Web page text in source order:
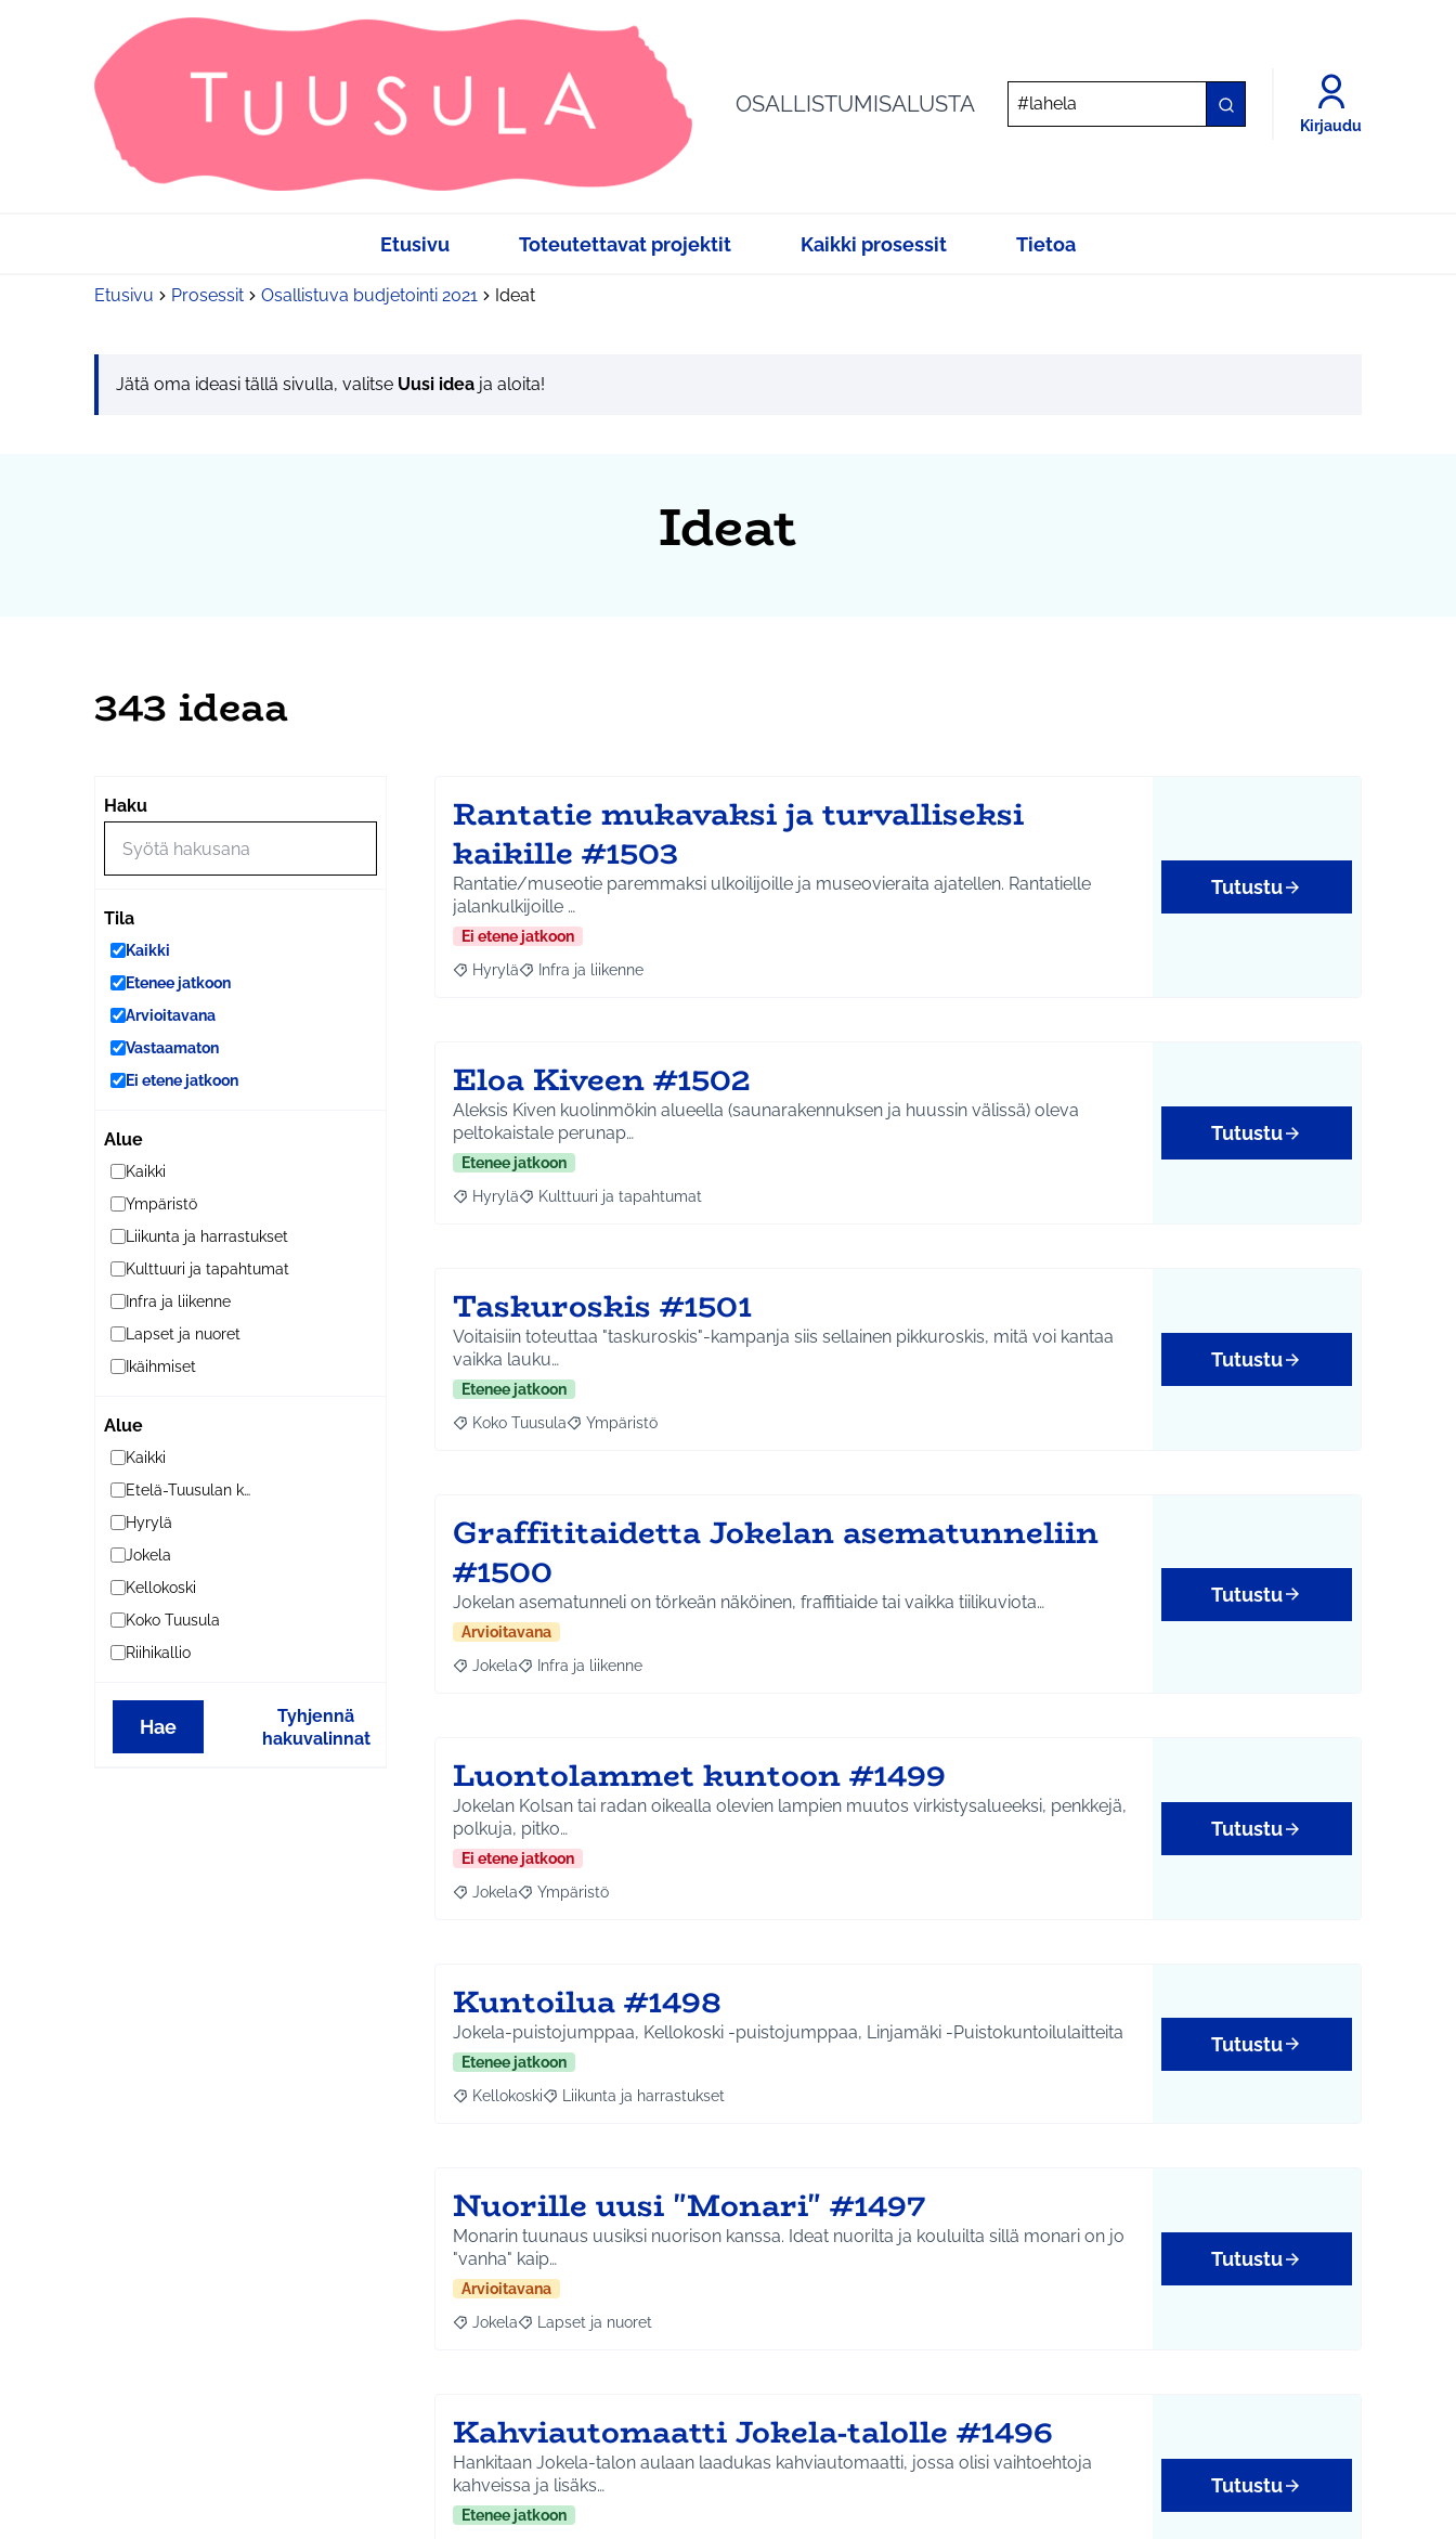
OSALLISTUMISALUSTA
Kirjaudu
Etusivu Toteutettavat projektit Kaikki prosessit Tietoa
Etusivu Prosessit Osallistuva budjetointi 2021 Ideat
Jätä oma ideasi tällä sivulla, valitse Uusi idea ja aloita!
Ideat
343 ideaa
Haku
Tila
Kaikki
Etenee jatkoon
Arvioitavana
Vastaamaton
Ei etene jatkoon
Alue
Kaikki
Ympäristö
Liikunta ja harrastukset
Kulttuuri ja tapahtumat
Infra ja liikenne
Lapset ja nuoret
Ikäihmiset
Alue
Kaikki
Etelä-Tuusulan kylät
Hyrylä
Jokela
Kellokoski
Koko Tuusula
Riihikallio
Hae
Tyhjennä
hakuvalinnat
Rantatie mukavaksi ja turvalliseksi
kaikille #1503
Rantatie/museotie paremmaksi ulkoilijoille ja museovieraita ajatellen. Rantatielle
jalankulkijoille …
Ei etene jatkoon
Rajaa tulokset aihepiirin mukaan: Hyrylä
Hyrylä Rajaa tulokset teeman mukaan: Infra ja liikenne
Infra ja liikenne
Tutustu
Eloa Kiveen #1502
Aleksis Kiven kuolinmökin alueella (saunarakennuksen ja huussin välissä) oleva
peltokaistale perunap…
Etenee jatkoon
Rajaa tulokset aihepiirin mukaan: Hyrylä
Hyrylä Rajaa tulokset teeman mukaan: Kulttuuri ja tapahtumat
Kulttuuri ja tapahtumat
Tutustu
Taskuroskis #1501
Voitaisiin toteuttaa "taskuroskis"-kampanja siis sellainen pikkuroskis, mitä voi kantaa
vaikka lauku…
Etenee jatkoon
Rajaa tulokset aihepiirin mukaan: Koko Tuusula
Koko Tuusula Rajaa tulokset teeman mukaan: Ympäristö
Ympäristö
Tutustu
Graffititaidetta Jokelan asematunneliin
#1500
Jokelan asematunneli on törkeän näköinen, fraffitiaide tai vaikka tiilikuviota…
Arvioitavana
Rajaa tulokset aihepiirin mukaan: Jokela
Jokela Rajaa tulokset teeman mukaan: Infra ja liikenne
Infra ja liikenne
Tutustu
Luontolammet kuntoon #1499
Jokelan Kolsan tai radan oikealla olevien lampien muutos virkistysalueeksi, penkkejä,
polkuja, pitko…
Ei etene jatkoon
Rajaa tulokset aihepiirin mukaan: Jokela
Jokela Rajaa tulokset teeman mukaan: Ympäristö
Ympäristö
Tutustu
Kuntoilua #1498
Jokela-puistojumppaa, Kellokoski -puistojumppaa, Linjamäki -Puistokuntoilulaitteita
Etenee jatkoon
Rajaa tulokset aihepiirin mukaan: Kellokoski
Kellokoski Rajaa tulokset teeman mukaan: Liikunta ja harrastukset
Liikunta ja harrastukset
Tutustu
Nuorille uusi "Monari" #1497
Monarin tuunaus uusiksi nuorison kanssa. Ideat nuorilta ja kouluilta sillä monari on jo
"vanha" kaip…
Arvioitavana
Rajaa tulokset aihepiirin mukaan: Jokela
Jokela Rajaa tulokset teeman mukaan: Lapset ja nuoret
Lapset ja nuoret
Tutustu
Kahviautomaatti Jokela-talolle #1496
Hankitaan Jokela-talon aulaan laadukas kahviautomaatti, jossa olisi vaihtoehtoja
kahveissa ja lisäks…
Etenee jatkoon
Tutustu